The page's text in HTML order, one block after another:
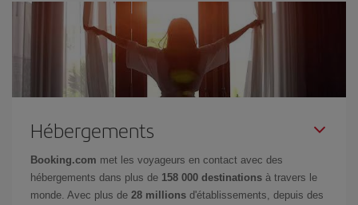
Hébergements
Booking.com met les voyageurs en contact avec des
hébergements dans plus de 158 000 destinations à travers le
monde. Avec plus de 28 millions d'établissements, depuis des